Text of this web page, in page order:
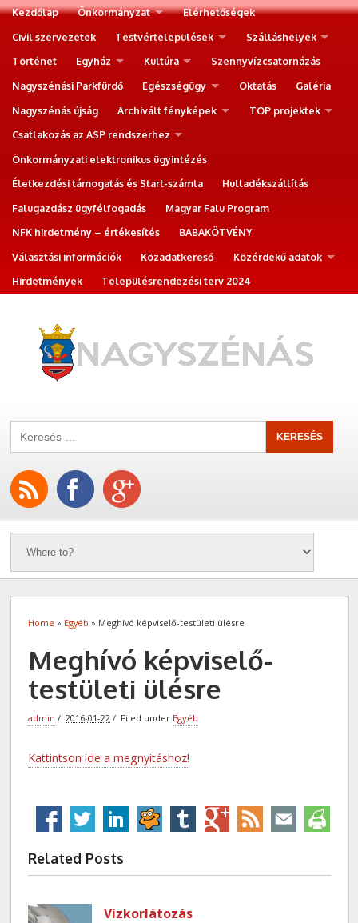
Kezdőlap Önkormányzat
Elérhetőségek
Civil szervezetek
Testvértelepülések
Szálláshelyek
Történet
Egyház Kultúra
Szennyvízcsatornázás
Nagyszénási Parkfürdő
Egészségügy Oktatás
Galéria
Nagyszénás újság
Archivált fényképek
TOP projektek
Csatlakozás az ASP rendszerhez
Önkormányzati elektronikus ügyintézés
Életkezdési támogatás és Start-számla
Hulladékszállítás
Falugazdász ügyfélfogadás
Magyar Falu Program
NFK hirdetmény – értékesítés
BABAKÖTVÉNY
Választási információk
Közadatkereső
Közérdekű adatok
Hirdetmények
Településrendezési terv 2024
Home » Egyéb » Meghívó képviselő-testületi ülésre
Meghívó képviselő-
testületi ülésre
admin 2016-01-22 Filed under Egyéb
Kattintson ide a megnyitáshoz!
Related Posts
Vízkorlátozás